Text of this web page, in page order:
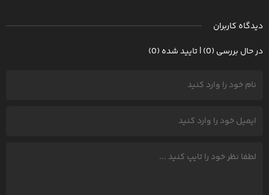
دیدگاه کاربران
در حال بررسی (0) | تایید شده (0)